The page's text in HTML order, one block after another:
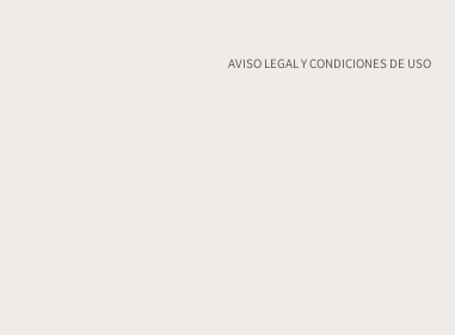
AVISO LEGAL Y CONDICIONES DE USO